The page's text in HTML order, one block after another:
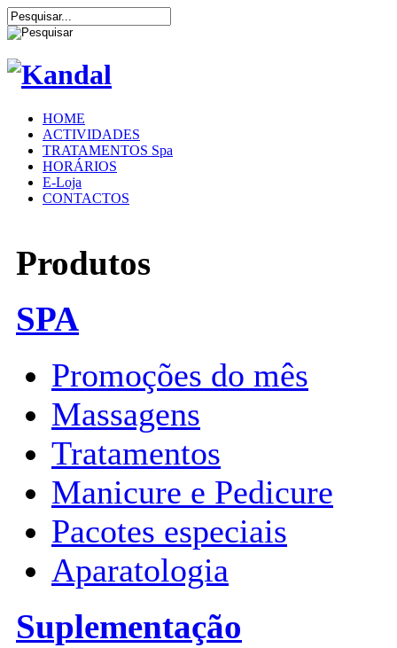
HOME
ACTIVIDADES
TRATAMENTOS Spa
HORÁRIOS
E-Loja
CONTACTOS
Produtos
SPA
Promoções do mês
Massagens
Tratamentos
Manicure e Pedicure
Pacotes especiais
Aparatologia
Suplementação